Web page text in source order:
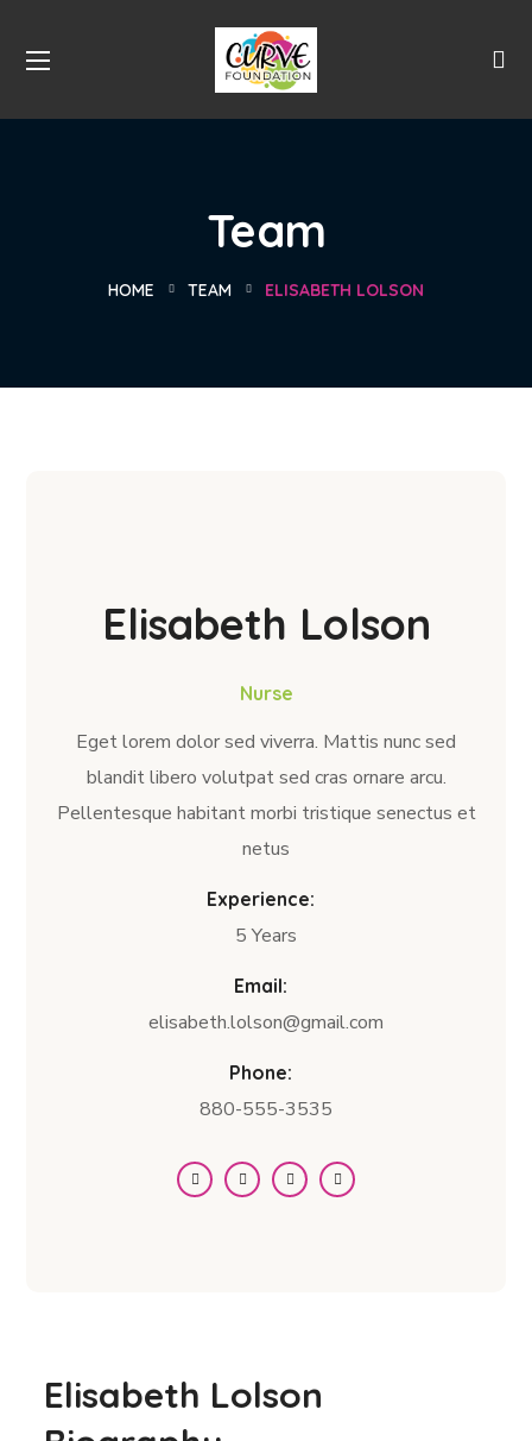
Team
HOME TEAM ELISABETH LOLSON
Elisabeth Lolson
Nurse
Eget lorem dolor sed viverra. Mattis nunc sed
blandit libero volutpat sed cras ornare arcu.
Pellentesque habitant morbi tristique senectus et
netus
Experience:
5 Years
Email:
elisabeth.lolson@gmail.com
Phone:
880-555-3535
Elisabeth Lolson